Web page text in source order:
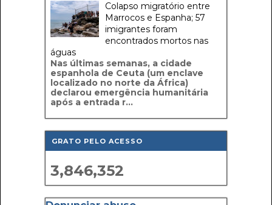
Colapso migratório entre
Marrocos e Espanha; 57
imigrantes foram
encontrados mortos nas
águas
Nas últimas semanas, a cidade
espanhola de Ceuta (um enclave
localizado no norte da África)
declarou emergência humanitária
após a entrada r...
GRATO PELO ACESSO
3,846,352